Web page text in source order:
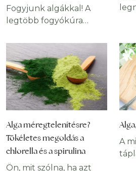
Fogyjunk algákkal! A
legtöbb fogyókúra
táplálkozás és a
rendszeres testmozgás,
ezek kombinációja kellő
kitartással meghozza a
kívánt eredményt. Ha
még természetes
bevetünk a cél
érdekében, a folyamat
jelentősen
felgyorsítható. Az elmúlt
Alga méregtelenítésre?
Tökéletes megoldás a
chlorella és a spirulina
Ön, mit szólna, ha azt
A